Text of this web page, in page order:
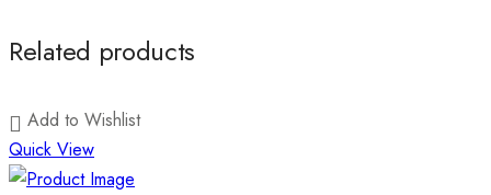
Related products
Add to Wishlist
Quick View